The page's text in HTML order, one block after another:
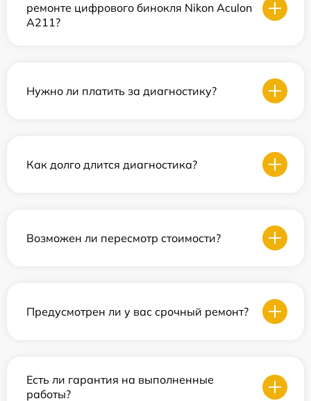
ремонте цифрового бинокля Nikon Aculon
A211?
Нужно ли платить за диагностику?
Как долго длится диагностика?
Возможен ли пересмотр стоимости?
Предусмотрен ли у вас срочный ремонт?
Есть ли гарантия на выполненные
работы?